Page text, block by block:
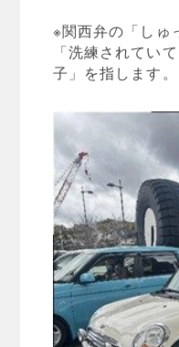
※関西弁の「しゅ
「洗練されてい
子」を指します。